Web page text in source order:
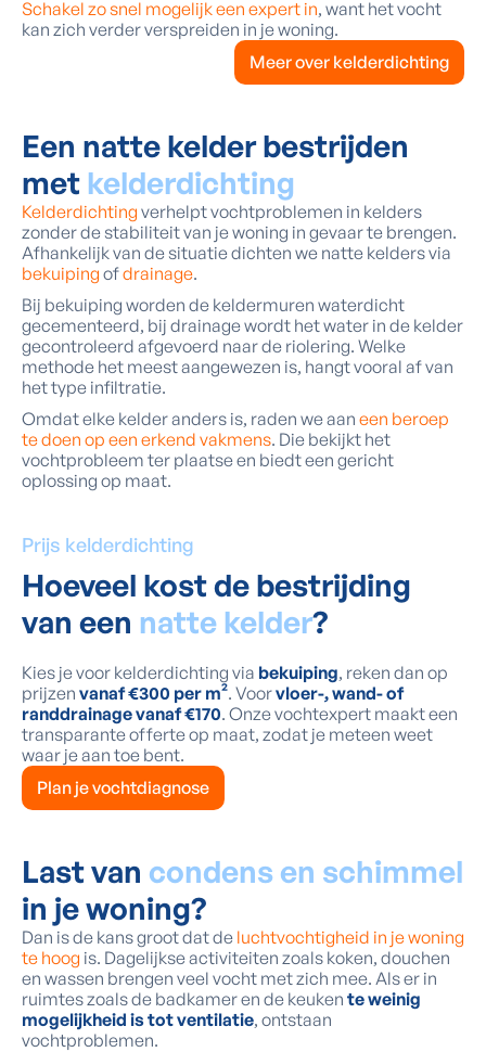
Schakel zo snel mogelijk een expert in, want het vocht
kan zich verder verspreiden in je woning.
Meer over kelderdichting
Een natte kelder bestrijden
met kelderdichting
Kelderdichting verhelpt vochtproblemen in kelders
zonder de stabiliteit van je woning in gevaar te brengen.
Afhankelijk van de situatie dichten we natte kelders via
bekuiping ofdrainage.
Bij bekuiping worden de keldermuren waterdicht
gecementeerd, bij drainage wordt het water in de kelder
gecontroleerd afgevoerd naar de riolering. Welke
methode het meest aangewezen is, hangt vooral af van
het type infiltratie.
Omdat elke kelder anders is, raden we aan een beroep
te doen op een erkend vakmens. Die bekijkt het
vochtprobleem ter plaatse en biedt een gericht
oplossing op maat.
Prijs kelderdichting
Hoeveel kost de bestrijding
van een natte kelder?
Kies je voor kelderdichting via bekuiping, reken dan op
prijzen vanaf €300 per m². Voorvloer-, wand- of
randdrainage vanaf €170. Onze vochtexpert maakt een
transparante offerte op maat, zodat je meteen weet
waar je aan toe bent.
Plan je vochtdiagnose
Last van condens en schimmel
in je woning?
Dan is de kans groot dat de luchtvochtigheid in je woning
te hoog is. Dagelijkse activiteiten zoals koken, douchen
en wassen brengen veel vocht met zich mee. Als er in
ruimtes zoals de badkamer en de keuken te weinig
mogelijkheid is tot ventilatie, ontstaan
vochtproblemen.